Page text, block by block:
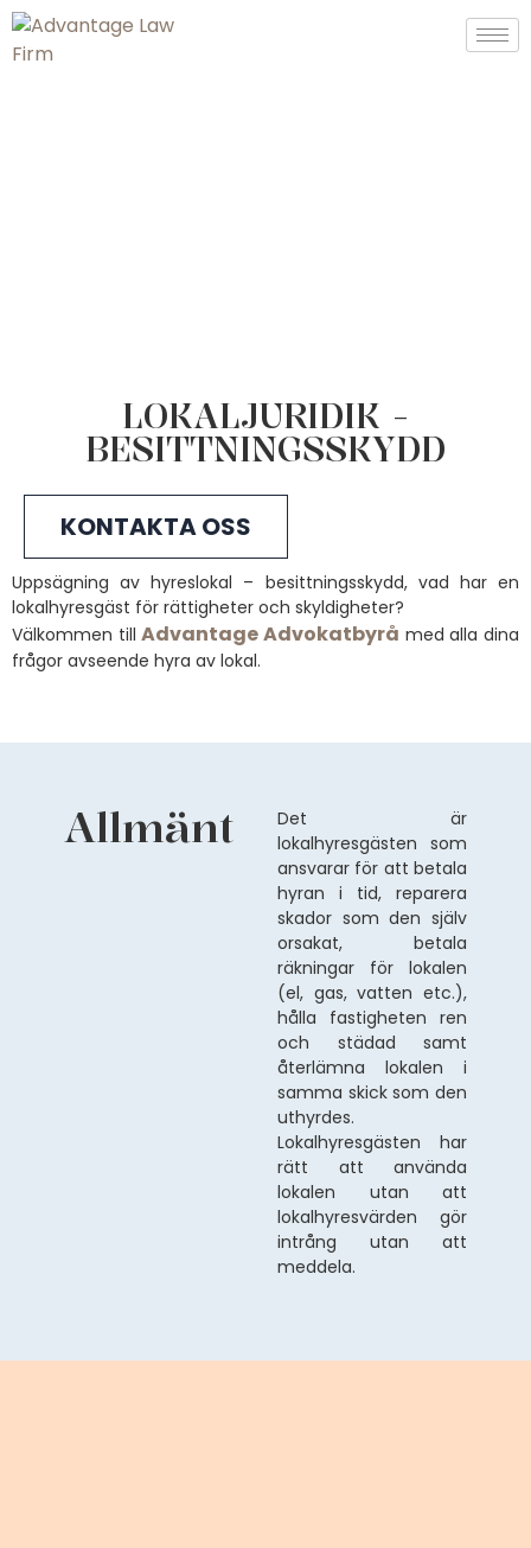
LOKALJURIDIK -
BESITTNINGSSKYDD
KONTAKTA OSS
Uppsägning av hyreslokal – besittningsskydd, vad har en
lokalhyresgäst för rättigheter och skyldigheter?
Välkommen tillAdvantage Advokatbyrå med alla dina
frågor avseende hyra av lokal.
Allmänt
Det är
lokalhyresgästen som
ansvarar för att betala
hyran i tid, reparera
skador som den själv
orsakat, betala
räkningar för lokalen
(el, gas, vatten etc.),
hålla fastigheten ren
och städad samt
återlämna lokalen i
samma skick som den
uthyrdes.
Lokalhyresgästen har
rätt att använda
lokalen utan att
lokalhyresvärden gör
intrång utan att
meddela.